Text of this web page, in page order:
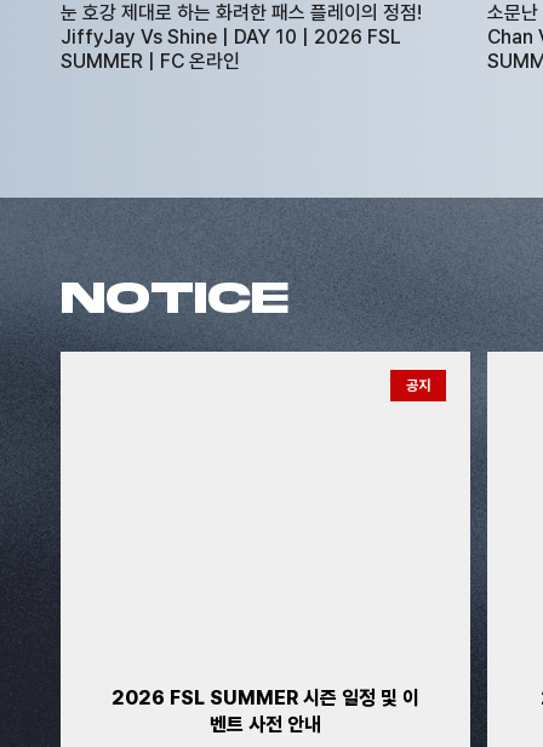
눈 호강 제대로 하는 화려한 패스 플레이의 정점!
JiffyJay Vs Shine | DAY 10 | 2026 FSL
SUMMER | FC 온라인
소문난
Chan
NOTICE
공지
2026 FSL SUMMER 시즌 일정 및 이
벤트 사전 안내